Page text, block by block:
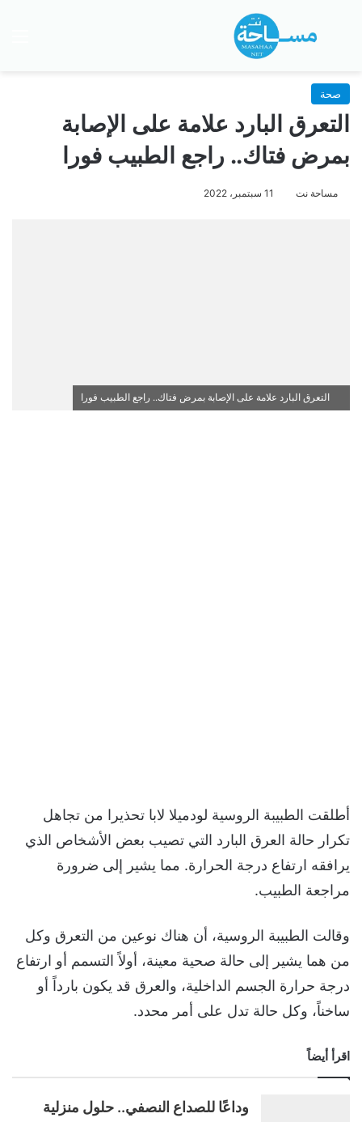
بحث عن
صحة
التعرق البارد علامة على الإصابة
بمرض فتاك.. راجع الطبيب فورا
مساحة نت 11 سبتمبر، 2022
التعرق البارد علامة على الإصابة بمرض فتاك.. راجع الطبيب فورا
أطلقت الطبيبة الروسية لودميلا لابا تحذيرا من تجاهل
تكرار حالة العرق البارد التي تصيب بعض الأشخاص الذي
يرافقه ارتفاع درجة الحرارة. مما يشير إلى ضرورة
مراجعة الطبيب.
وقالت الطبيبة الروسية، أن هناك نوعين من التعرق وكل
من هما يشير إلى حالة صحية معينة، أولاً التسمم أو ارتفاع
درجة حرارة الجسم الداخلية، والعرق قد يكون بارداً أو
ساخناً، وكل حالة تدل على أمر محدد.
اقرأ أيضاً
وداعًا للصداع النصفي.. حلول منزلية